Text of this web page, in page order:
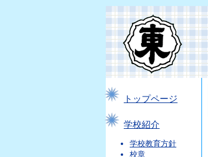
トップページ
学校紹介
学校教育方針
校章